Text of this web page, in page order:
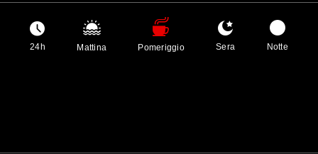
24h Mattina Pomeriggio Sera Notte